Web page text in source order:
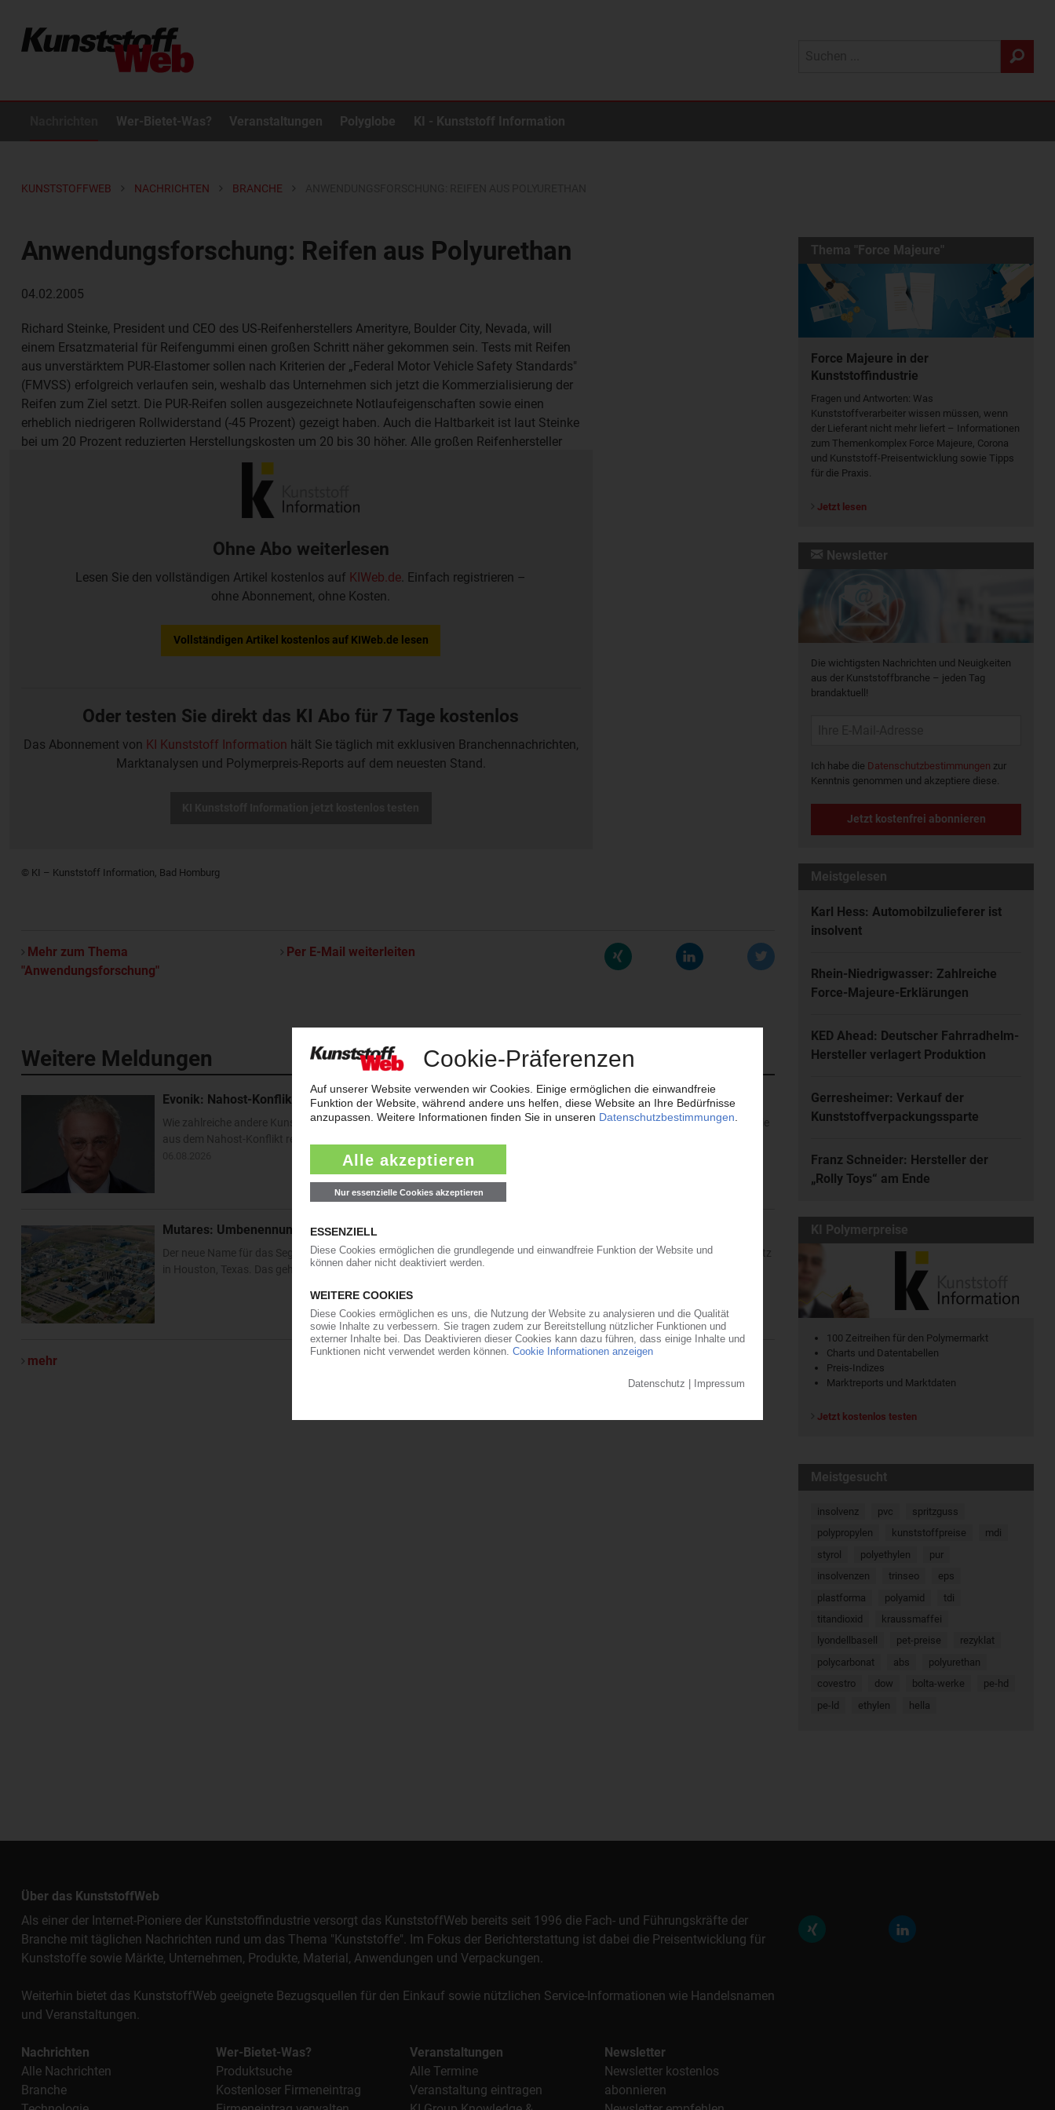
Wer-Bietet-Was? Veranstaltungen Polyglobe KI - Kunststoff Information
KUNSTSTOFFWEB NACHRICHTEN BRANCHE
Anwendungsforschung: Reifen aus Polyurethan
04.02.2005
Richard Steinke, President und CEO des US-Reifenherstellers Amerityre, Boulder City, Nevada, will
einem Ersatzmaterial für Reifengummi einen großen Schritt näher gekommen sein. Tests mit Reifen
aus unverstärktem PUR-Elastomer sollen nach Kriterien der „Federal Motor Vehicle Safety Standards"
(FMVSS) erfolgreich verlaufen sein, weshalb das Unternehmen sich jetzt die Kommerzialisierung der
Reifen zum Ziel setzt. Die PUR-Reifen sollen ausgezeichnete Notlaufeigenschaften sowie einen
erheblich niedrigeren Rollwiderstand (-45 Prozent) gezeigt haben. Auch die Haltbarkeit ist laut Steinke
bei um 20 Prozent reduzierten Herstellungskosten um 20 bis 30 höher. Alle großen Reifenhersteller
haben in der Vergangenheit ähnliche Versuche durchgeführt, diese wegen mangelnder Haftung bei
Nässe und dem Schmelzen des Reifens bei starkem Bremsen nicht weitergeführt.
Ohne Abo weiterlesen
Lesen Sie den vollständigen Artikel kostenlos auf KIWeb.de. Einfach registrieren –
ohne Abonnement, ohne Kosten.
Vollständigen Artikel kostenlos auf KIWeb.de lesen
Oder testen Sie direkt das KI Abo für 7 Tage kostenlos
Das Abonnement von KI Kunststoff Information hält Sie täglich mit exklusiven Branchennachrichten,
Marktanalysen und Polymerpreis-Reports auf dem neuesten Stand.
© KI – Kunststoff Information, Bad Homburg
Mehr zum Thema
"Anwendungsforschung"
Per E-Mail weiterleiten
Weitere Meldungen
Evonik: Nahost-Konflikt beschert gute Geschäfte im zweiten Quartal
Wie zahlreiche andere Kunststofferzeuger hat auch Evonik im zweiten Quartal 2026 von den Marktverwerfungen profitiert, die
aus dem Nahost-Konflikt resultierten. Erhöhte Absatzmengen und Verkaufspreise trieben den Umsatz gegenüber dem...
Mutares: Umbenennung des Sabic-Zukaufs in Nexpoint
Der neue Name für das Segment „Engineering Thermoplastic Polymers“ von Sabic wird voraussichtlich Nexpoint sein – mit Sitz
in Houston, Texas. Das geht aus Dokumenten des US-Patent- und Markenamts USPTO hervor, wonach die...
mehr
Thema "Force Majeure"
Force Majeure in der
Kunststoffindustrie
Fragen und Antworten: Was
Kunst­stoff­verarbeiter wissen müssen, wenn
der Lieferant nicht mehr liefert – Informationen
zum Themenkomplex Force Majeure, Corona
und Kunststoff-Preisentwicklung sowie Tipps
für die Praxis.
Jetzt lesen
Newsletter
Die wichtigsten Nachrichten und Neuigkeiten
aus der Kunststoffbranche – jeden Tag
brandaktuell!
Ich habe die Datenschutzbestimmungen zur
Kenntnis genommen und akzeptiere diese.
Jetzt kostenfrei abonnieren
Meistgelesen
Karl Hess: Automobilzulieferer ist
insolvent
Rhein-Niedrigwasser: Zahlreiche
Force-Majeure-Erklärungen
KED Ahead: Deutscher Fahrradhelm-
Hersteller verlagert Produktion
Gerresheimer: Verkauf der
Kunststoffverpackungssparte
Franz Schneider: Hersteller der
„Rolly Toys“ am Ende
KI Polymerpreise
100 Zeitreihen für den Polymermarkt
Charts und Datentabellen
Preis-Indizes
Marktreports und Marktdaten
Jetzt kostenlos testen
Meistgesucht
insolvenz pvc
spritzguss
polypropylen
kunststoffpreise
mdi
styrol
polyethylen
pur
insolvenzen
trinseo
eps
plastforma
polyamid
tdi
titandioxid
kraussmaffei
lyondellbasell
pet-preise
rezyklat
polycarbonat
abs
polyurethan
covestro
dow bolta-werke
pe-hd
pe-ld
ethylen hella
Über das KunststoffWeb
Als einer der Internet-Pioniere der Kunststoffindustrie versorgt das KunststoffWeb bereits seit 1996 die Fach- und Führungskräfte der
Branche mit täglichen Nachrichten rund um das Thema "Kunststoffe". Im Fokus der Berichterstattung ist dabei die Preisentwicklung für
Kunststoffe sowie Märkte, Unternehmen, Produkte, Material, Anwendungen und Verpackungen.
Weiterhin bietet das KunststoffWeb geeignete Bezugsquellen für den Einkauf sowie nützlichen Service-Informationen wie Handelsnamen
und Veranstaltungen.
Nachrichten
Alle Nachrichten
Branche
Wer-Bietet-Was?
Produktsuche
Kostenloser Firmeneintrag
Veranstaltungen
Alle Termine
Veranstaltung eintragen
Newsletter
Newsletter kostenlos
abonnieren